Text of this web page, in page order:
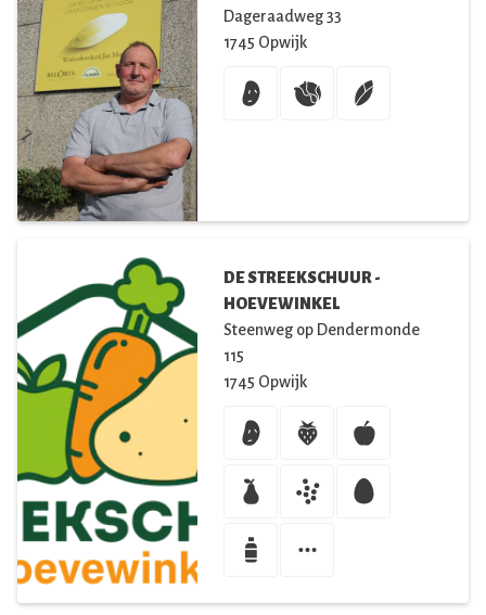
Dageraadweg 33
1745 Opwijk
DE STREEKSCHUUR -
HOEVEWINKEL
Steenweg op Dendermonde
115
1745 Opwijk